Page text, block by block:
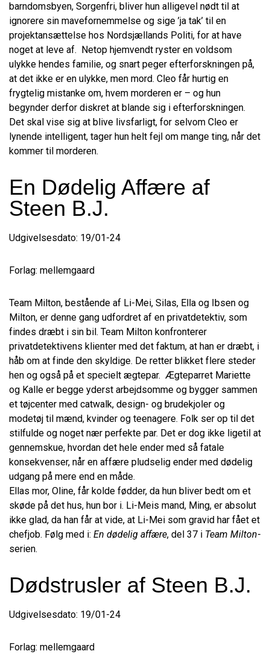
barndomsbyen, Sorgenfri, bliver hun alligevel nødt til at
ignorere sin mavefornemmelse og sige ’ja tak’ til en
projektansættelse hos Nordsjællands Politi, for at have
noget at leve af. Netop hjemvendt ryster en voldsom
ulykke hendes familie, og snart peger efterforskningen på,
at det ikke er en ulykke, men mord. Cleo får hurtig en
frygtelig mistanke om, hvem morderen er – og hun
begynder derfor diskret at blande sig i efterforskningen.
Det skal vise sig at blive livsfarligt, for selvom Cleo er
lynende intelligent, tager hun helt fejl om mange ting, når det
kommer til morderen.
En Dødelig Affære af
Steen B.J.
Udgivelsesdato: 19/01-24
Forlag: mellemgaard
Team Milton, bestående af Li-Mei, Silas, Ella og Ibsen og
Milton, er denne gang udfordret af en privatdetektiv, som
findes dræbt i sin bil. Team Milton konfronterer
privatdetektivens klienter med det faktum, at han er dræbt, i
håb om at finde den skyldige. De retter blikket flere steder
hen og også på et specielt ægtepar. Ægteparret Mariette
og Kalle er begge yderst arbejdsomme og bygger sammen
et tøjcenter med catwalk, design- og brudekjoler og
modetøj til mænd, kvinder og teenagere. Folk ser op til det
stilfulde og noget nær perfekte par. Det er dog ikke ligetil at
gennemskue, hvordan det hele ender med så fatale
konsekvenser, når en affære pludselig ender med dødelig
udgang på mere end en måde.
Ellas mor, Oline, får kolde fødder, da hun bliver bedt om et
skøde på det hus, hun bor i. Li-Meis mand, Ming, er absolut
ikke glad, da han får at vide, at Li-Mei som gravid har fået et
chefjob. Følg med i: En dødelig affære, del 37 i Team Milton-
serien.
Dødstrusler af Steen B.J.
Udgivelsesdato: 19/01-24
Forlag: mellemgaard